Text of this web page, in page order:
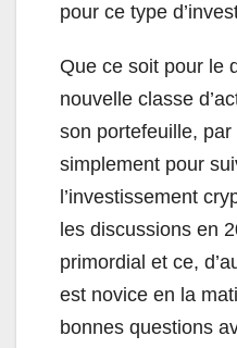
pour ce type
Que ce soit pour le
nouvelle classe
son portefeuille,
simplement pour
l’investissement
les discussions en
primordial et ce,
est novice en la
bonnes questions